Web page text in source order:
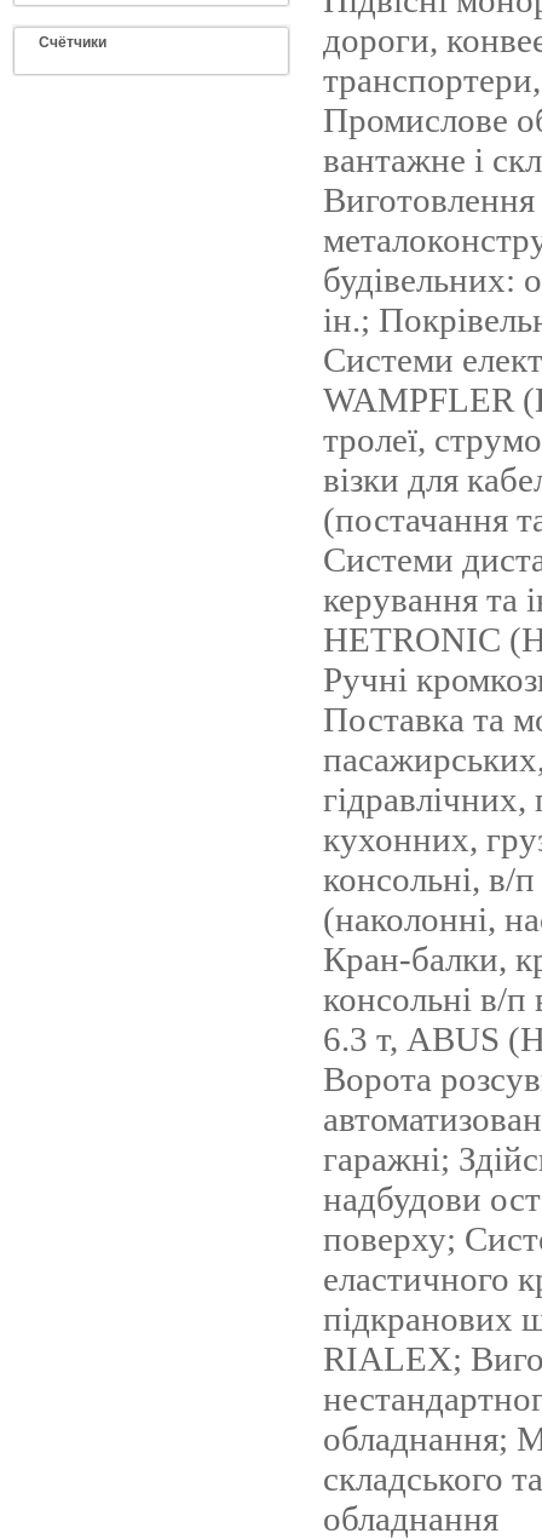
Счётчики
дороги,
Промислове
вантажне і
будівельних:
ін.;
Системи
WAMPFLER
тролеї,
візки для
(постачання
Системи
керування та
HETRONIC
Ручні
Поставка та
кухонних,
консольні, в/
(наколонні,
Кран-балки,
консольні в/п
6.3 т, ABUS
Ворота
гаражні;
надбудови
поверху;
еластичного
підкранових
RIALEX;
обладнання;
складського
обладнання